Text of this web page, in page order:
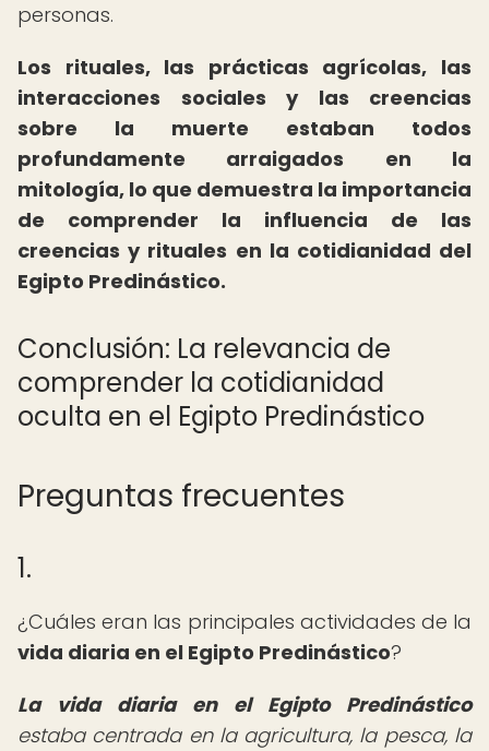
personas.
Los rituales, las prácticas agrícolas, las
interacciones sociales y las creencias
sobre la muerte estaban todos
profundamente arraigados en la
mitología, lo que demuestra la importancia
de comprender la influencia de las
creencias y rituales en la cotidianidad del
Egipto Predinástico.
Conclusión: La relevancia de
comprender la cotidianidad
oculta en el Egipto Predinástico
Preguntas frecuentes
1.
¿Cuáles eran las principales actividades de la
vida diaria en el Egipto Predinástico?
La vida diaria en el Egipto Predinástico
estaba centrada en la agricultura, la pesca, la